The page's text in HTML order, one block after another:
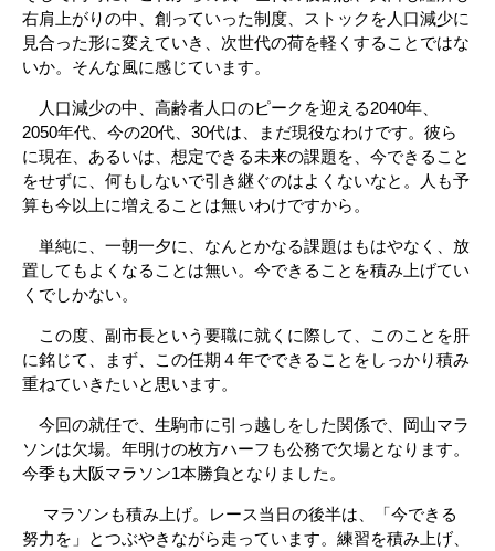
右肩上がりの中、創っていった制度、ストックを人口減少に
見合った形に変えていき、次世代の荷を軽くすることではな
いか。そんな風に感じています。
人口減少の中、高齢者人口のピークを迎える2040年、
2050年代、今の20代、30代は、まだ現役なわけです。彼ら
に現在、あるいは、想定できる未来の課題を、今できること
をせずに、何もしないで引き継ぐのはよくないなと。人も予
算も今以上に増えることは無いわけですから。
単純に、一朝一夕に、なんとかなる課題はもはやなく、放
置してもよくなることは無い。今できることを積み上げてい
くでしかない。
この度、副市長という要職に就くに際して、このことを肝
に銘じて、まず、この任期４年でできることをしっかり積み
重ねていきたいと思います。
今回の就任で、生駒市に引っ越しをした関係で、岡山マラ
ソンは欠場。年明けの枚方ハーフも公務で欠場となります。
今季も大阪マラソン1本勝負となりました。
マラソンも積み上げ。レース当日の後半は、「今できる
努力を」とつぶやきながら走っています。練習を積み上げ、